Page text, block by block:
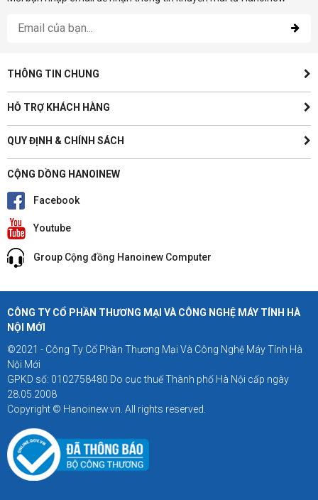
THÔNG TIN CHUNG
HỖ TRỢ KHÁCH HÀNG
QUY ĐỊNH & CHÍNH SÁCH
CỘNG DỒNG HANOINEW
Facebook
Youtube
Group Cộng đồng Hanoinew Computer
CÔNG TY CỔ PHẦN THƯƠNG MẠI VÀ CÔNG NGHỆ MÁY TÍNH HÀ
NỘI MỚI
©2021 - Công Ty Cổ Phần Thương Mại Và Công Nghệ Máy Tính Hà
Nội Mới
GPKD số: 0102758480 Do cục thuế Thành phố Hà Nội cấp ngày
28.05.2008
Copyright © Hanoinew.vn. All rights reserved.